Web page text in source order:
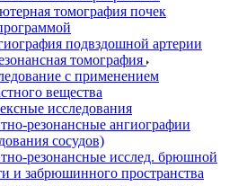
томография почек
подвздошной артерии
томография
с применением
вещества
исследования
резонансные ангиографии
сосудов)
резонансные исслед. брюшной
и забрюшинного пространства